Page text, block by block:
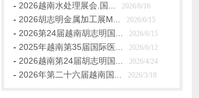
- 2026越南水处理展会.国... 2026/6/16
- 2026胡志明金属加工展M... 2026/6/15
- 2026第24届越南胡志明国... 2026/6/15
- 2025年越南第35届国际医... 2026/6/12
- 2026越南第24届胡志明国... 2026/4/24
- 2026年第二十六届越南国... 2026/3/18